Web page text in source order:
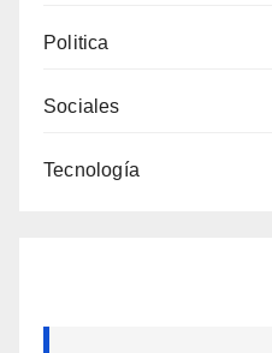
Politica
Sociales
Tecnología